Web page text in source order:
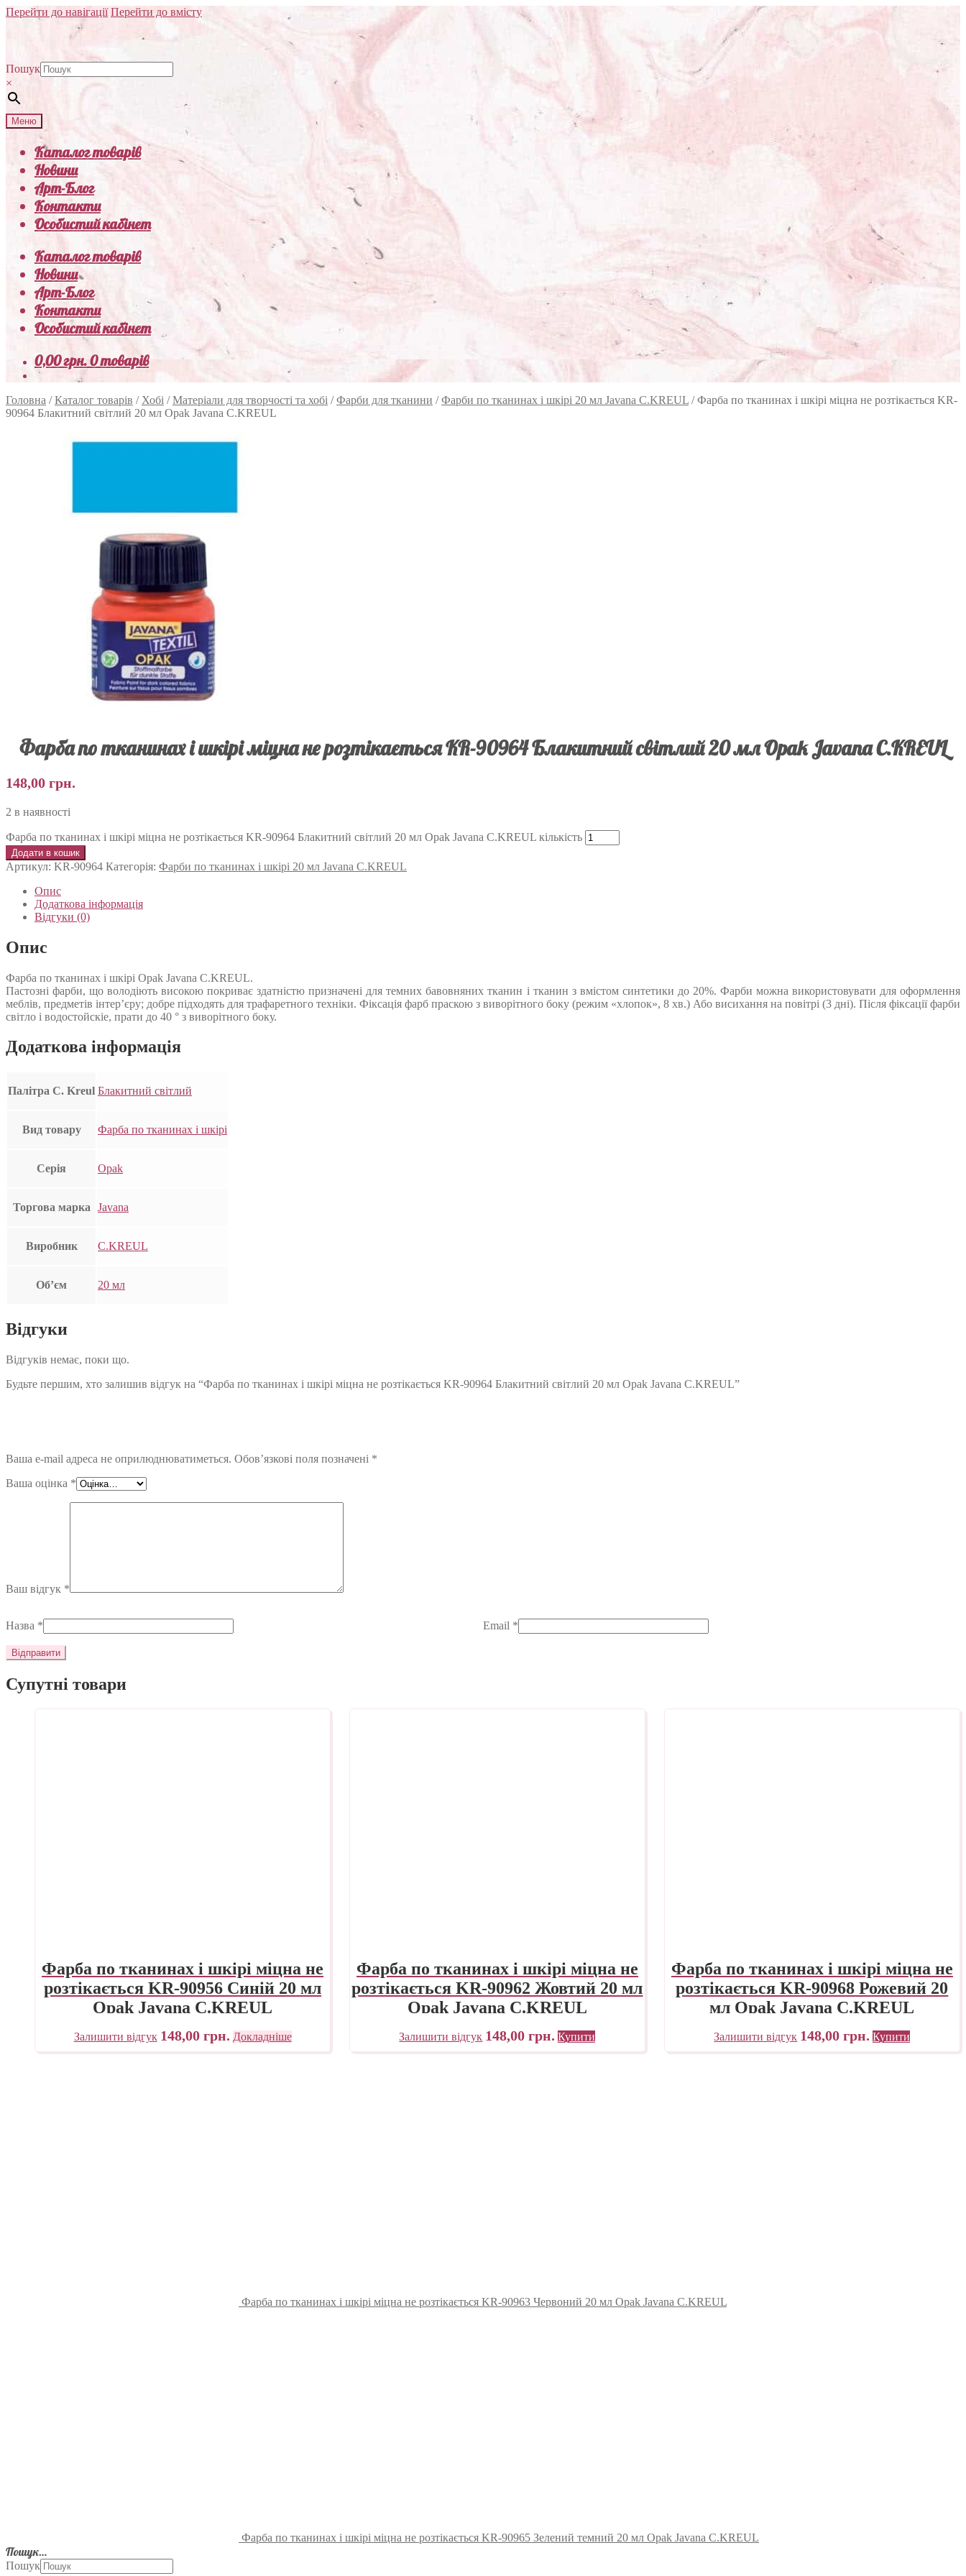
Перейти до навігації Перейти до вмісту
Пошук
×
Меню
Каталог товарів
Новини
Арт-Блог
Контакти
Особистий кабінет
Каталог товарів
Новини
Арт-Блог
Контакти
Особистий кабінет
0,00грн.0 товарів
Головна /Каталог товарів / Хобі /Матеріали для творчості та хобі /Фарби для тканини /Фарби по тканинах і шкірі 20 мл Javana C.KREUL /Фарба по тканинах і шкірі міцна не розтікається KR-
90964 Блакитний світлий 20 мл Opak Javana C.KREUL
Фарба по тканинах і шкірі міцна не розтікається KR-90964 Блакитний світлий 20 мл Opak Javana C.KREUL
148,00 грн.
2 в наявності
Фарба по тканинах і шкірі міцна не розтікається KR-90964 Блакитний світлий 20 мл Opak Javana C.KREUL кількість
Додати в кошик
Артикул: KR-90964 Категорія: Фарби по тканинах і шкірі 20 мл Javana C.KREUL
Опис
Додаткова інформація
Відгуки (0)
Опис
Фарба по тканинах і шкірі Opak Javana C.KREUL.
Пастозні фарби, що володіють високою покриває здатністю призначені для темних бавовняних тканин і тканин з вмістом синтетики до 20%. Фарби можна використовувати для оформлення
меблів, предметів інтер’єру; добре підходять для трафаретного техніки. Фіксація фарб праскою з виворітного боку (режим «хлопок», 8 хв.) Або висихання на повітрі (3 дні). Після фіксації фарби
світло і водостойскіе, прати до 40 ° з виворітного боку.
Додаткова інформація
Палітра C. Kreul Блакитний світлий
Вид товару Фарба по тканинах і шкірі
Серія Opak
Торгова марка Javana
Виробник C.KREUL
Об’єм 20 мл
Відгуки
Відгуків немає, поки що.
Будьте першим, хто залишив відгук на “Фарба по тканинах і шкірі міцна не розтікається KR-90964 Блакитний світлий 20 мл Opak Javana C.KREUL”
Ваша e-mail адреса не оприлюднюватиметься. Обов’язкові поля позначені *
Ваша оцінка *
Ваш відгук *
Назва * Email *
Супутні товари
Фарба по тканинах і шкірі міцна не
розтікається KR-90956 Синій 20 мл
Opak Javana C.KREUL
Залишити відгук 148,00 грн. Докладніше
Фарба по тканинах і шкірі міцна не
розтікається KR-90962 Жовтий 20 мл
Opak Javana C.KREUL
Залишити відгук 148,00грн. Купити
Фарба по тканинах і шкірі міцна не
розтікається KR-90968 Рожевий 20
мл Opak Javana C.KREUL
Залишити відгук 148,00грн. Купити
Фарба по тканинах і шкірі міцна не розтікається KR-90963 Червоний 20 мл Opak Javana C.KREUL
Фарба по тканинах і шкірі міцна не розтікається KR-90965 Зелений темний 20 мл Opak Javana C.KREUL
Пошук…
Пошук